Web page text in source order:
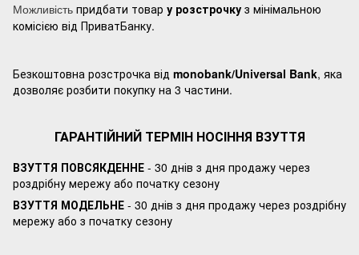
Можливість придбати товар у розстрочку з мінімальною
комісією від ПриватБанку.
Безкоштовна розстрочка від monobank/Universal Bank, яка
дозволяє розбити покупку на 3 частини.
ГАРАНТІЙНИЙ ТЕРМІН НОСІННЯ ВЗУТТЯ
ВЗУТТЯ ПОВСЯКДЕННЕ - 30 днів з дня продажу через
роздрібну мережу або початку сезону
ВЗУТТЯ МОДЕЛЬНЕ - 30 днів з дня продажу через роздрібну
мережу або з початку сезону